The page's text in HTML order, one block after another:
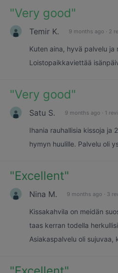
"Very good"
Temir K. 9 months ago · 2
Kuten aina, hyvä palvelu ja
Loistopaikkaviettää
"Very good"
Satu S. 9 months ago · 1
Ihania rauhallisia kissoja ja
hymyn huulille. Palvelu oli
"Excellent"
Nina M. 9 months ago · 3
Kissakahvila on meidän
taas kerran todella
Asiakaspalvelu oli sujuvaa,